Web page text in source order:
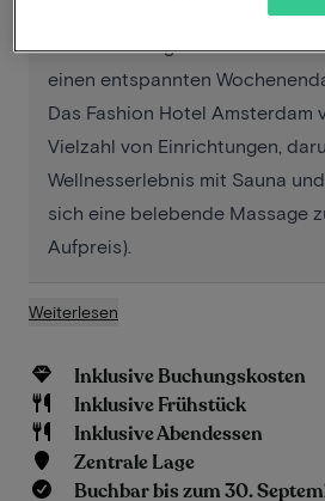
Vondelparks und der
Dieses trendige Hotel bietet
einen entspannten
Das Fashion Hotel Amsterdam
Vielzahl von Einrichtungen,
Wellnesserlebnis mit Sauna
sich eine belebende Massage
Aufpreis).
Weiterlesen
Inklusive Buchungskosten
Inklusive Frühstück
Inklusive Abendessen
Zentrale Lage
Buchbar bis zum 30.